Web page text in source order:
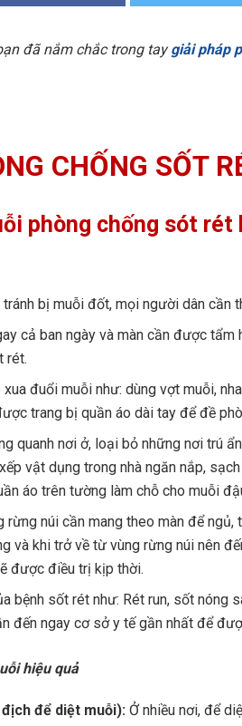
đã nắm chắc trong taygiải pháp
CHỐNG SỐT
phòng chống sót rét
bị muỗi đốt, mọi người dân cần
cả ban ngày và màn cần được
rét.
đuổi muỗi như: dùng vợt muỗi,
trang bị quần áo dài tay để đề
quanh nơi ở, loại bỏ những nơi trú
vật dụng trong nhà ngăn nắp,
áo trên tường làm chỗ cho muỗi
rừng núi cần mang theo màn để
và khi trở về từ vùng rừng núi nên
được điều trị kịp thời.
bệnh sốt rét như: Rét run, sốt nóng
đến ngay cơ sở y tế gần nhất để
hiệu quả
để diệt muỗi): Ở nhiều nơi, để